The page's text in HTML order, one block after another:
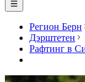
Регион Берн
Дэрштетен
Рафтинг в